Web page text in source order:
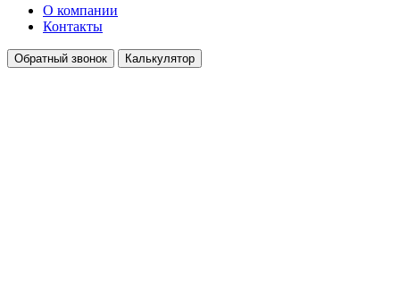
О компании
Контакты
Обратный звонок Калькулятор